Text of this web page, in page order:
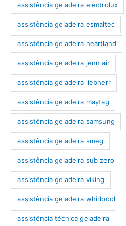
assistência geladeira electrolux
assistência geladeira esmaltec
assistência geladeira heartland
assistência geladeira jenn air
assistência geladeira liebherr
assistência geladeira maytag
assistência geladeira samsung
assistência geladeira smeg
assistência geladeira sub zero
assistência geladeira viking
assistência geladeira whirlpool
assistência técnica geladeira